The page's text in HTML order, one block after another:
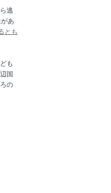
逃
あ
とも
も
国
の